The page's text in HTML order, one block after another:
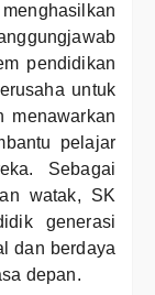
pendidikan
untuk
menawarkan
pelajar
Sebagai
watak, SK
generasi
dan berdaya
depan.